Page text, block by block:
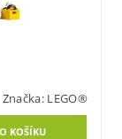
Značka: LEGO®